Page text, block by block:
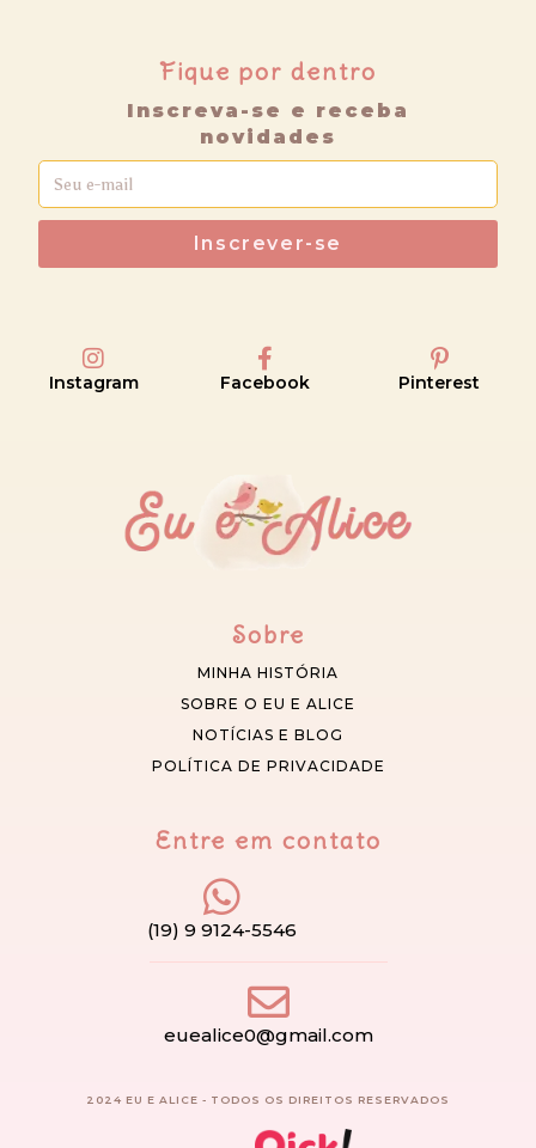
Fique por dentro
Inscreva-se e receba
novidades
Inscrever-se
Instagram Facebook Pinterest
Sobre
MINHA HISTÓRIA
SOBRE O EU E ALICE
NOTÍCIAS E BLOG
POLÍTICA DE PRIVACIDADE
Entre em contato
(19) 9 9124-5546
euealice0@gmail.com
2024 EU E ALICE - TODOS OS DIREITOS RESERVADOS